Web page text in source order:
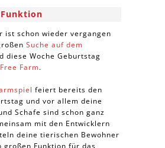
ist schon wieder vergangen
Suche auf dem
diese Woche Geburtstag
Farm.
feiert bereits den
und vor allem deine
Schafe sind schon ganz
mit den Entwicklern
deine tierischen Bewohner
großen Funktion für das